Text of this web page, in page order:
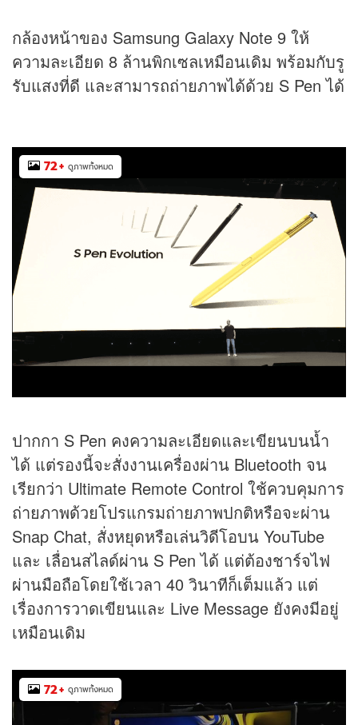
กล้องหน้าของ Samsung Galaxy Note 9 ให้
ความละเอียด 8 ล้านพิกเซลเหมือนเดิม พร้อมกับรู
รับแสงที่ดี และสามารถถ่ายภาพได้ด้วย S Pen ได้
72+ ดูภาพทั้งหมด
ปากกา S Pen คงความละเอียดและเขียนบนน้ำ
ได้ แต่รองนี้จะสั่งงานเครื่องผ่าน Bluetooth จน
เรียกว่า Ultimate Remote Control ใช้ควบคุมการ
ถ่ายภาพด้วยโปรแกรมถ่ายภาพปกติหรือจะผ่าน
Snap Chat, สั่งหยุดหรือเล่นวิดีโอบน YouTube
และ เลื่อนสไลด์ผ่าน S Pen ได้ แต่ต้องชาร์จไฟ
ผ่านมือถือโดยใช้เวลา 40 วินาทีก็เต็มแล้ว แต่
เรื่องการวาดเขียนและ Live Message ยังคงมีอยู่
เหมือนเดิม
72+ ดูภาพทั้งหมด